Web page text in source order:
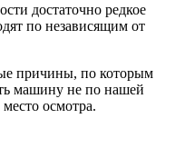
достаточно редкое
по независящим от
причины, по которым
машину не по нашей
осмотра.